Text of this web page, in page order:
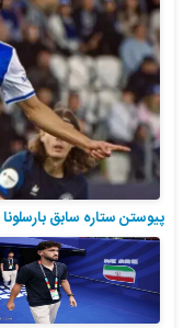
پیوستن ستاره سابق